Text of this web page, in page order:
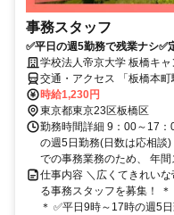
事務スタッフ
✅平日の週5勤務で残業ナシ✅
学校法人帝京大学 板橋キャ
交通・アクセス 「板橋本
時給1,230円
東京都東京23区板橋区
勤務時間詳細 9：00～17
の週5日勤務(日数は応相
での事務業務のため、 年
仕事内容 ＼広くてきれい
る事務スタッフを募集！
＊ ✅平日9時～17時の週5